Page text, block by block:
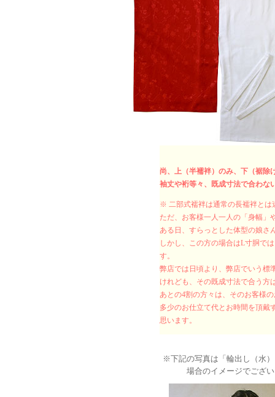
尚、上（半襦袢）のみ、下（裾除
袖丈や裄等々、既成寸法で合わな
※ 二部式襦袢は通常の長襦袢とは
ただ、お客様一人一人の「身幅」
ある日、すらっとした体型の娘さ
しかし、この方の場合はL寸胴で
す。
弊店では日頃より、弊店でいう標
けれども、その既成寸法で合う方
あとの4割の方々は、そのお客様
多少のお仕立て代とお時間を頂戴
思います。
※下記の写真は「輪出し（水
場合のイメージでござ